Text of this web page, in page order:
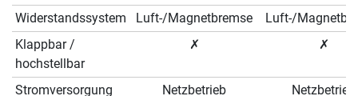
Widerstandssystem
Luft-/Magnetbremse
Luft-/
Klappbar /
hochstellbar
✗ ✗
Stromversorgung Netzbetrieb Netzbetrieb